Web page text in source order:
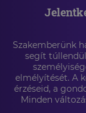
Szakemberünk
segít
elmélyítését. A
érzéseid, a
Minden